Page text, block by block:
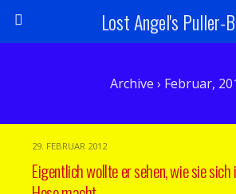
Lost Angel's Puller-
Archive › Februar,
29. FEBRUAR 2012
Eigentlich wollte er sehen, wie sie sich